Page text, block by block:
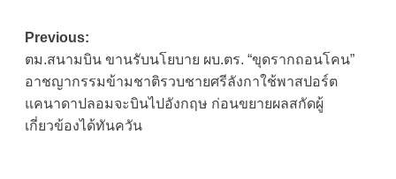
Post
navigation
Previous:
ตม.สนามบิน ขานรับนโยบาย ผบ.ตร. “ขุดรากถอนโคน”
อาชญากรรมข้ามชาติรวบชายศรีลังกาใช้พาสปอร์ต
แคนาดาปลอมจะบินไปอังกฤษ ก่อนขยายผลสกัดผู้
เกี่ยวข้องได้ทันควัน